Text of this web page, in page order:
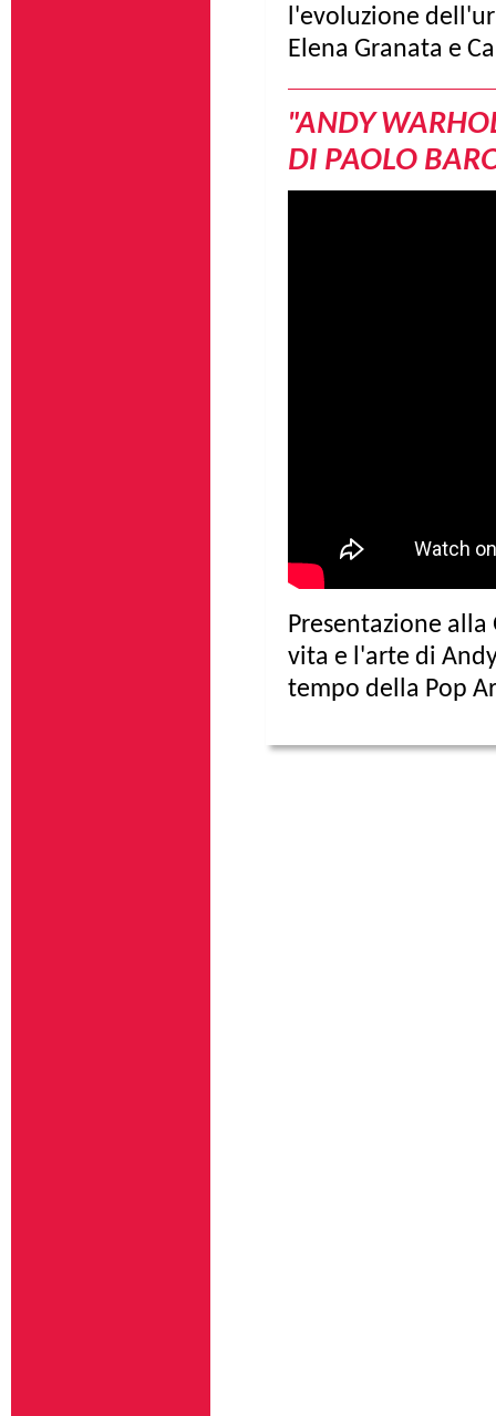
l'evoluzione
Elena Granata e
"ANDY
DI PAOLO
Presentazione
vita e l'arte di
tempo della Pop
Pagine